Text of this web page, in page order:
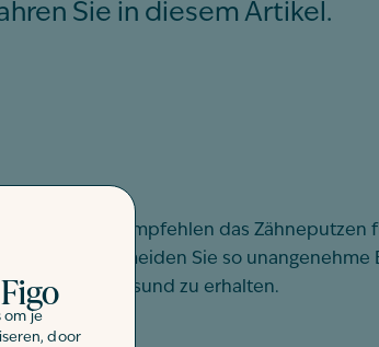
om je
door
Sie in diesem Artikel.
Tierärzte empfehlen das Zähneputzen
und vermeiden Sie so
Hundes gesund zu erhalten.